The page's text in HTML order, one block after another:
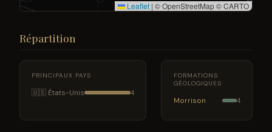
Leaflet | © OpenStreetMap © CARTO
Répartition
PRINCIPAUX PAYS
🇺🇸 États-Unis 4
FORMATIONS
GÉOLOGIQUES
Morrison 4